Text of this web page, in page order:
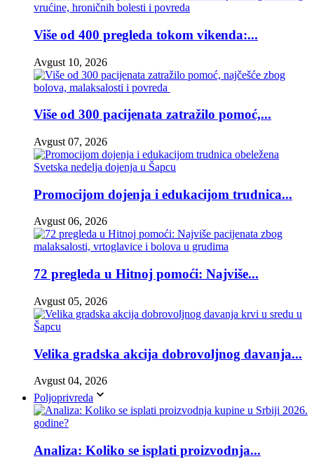
Više od 400 pregleda tokom vikenda:...
Avgust 10, 2026
Više od 300 pacijenata zatražilo pomoć,...
Avgust 07, 2026
Promocijom dojenja i edukacijom trudnica...
Avgust 06, 2026
72 pregleda u Hitnoj pomoći: Najviše...
Avgust 05, 2026
Velika gradska akcija dobrovoljnog davanja...
Avgust 04, 2026
Poljoprivreda
Analiza: Koliko se isplati proizvodnja...